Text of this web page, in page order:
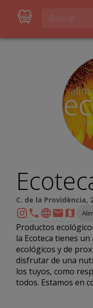
C. de la Providència,
Productos
la Ecoteca tienes
ecológicos y de
disfrutar de una
los tuyos, como
todos. Estamos en constante búsqueda de los
mejores productos